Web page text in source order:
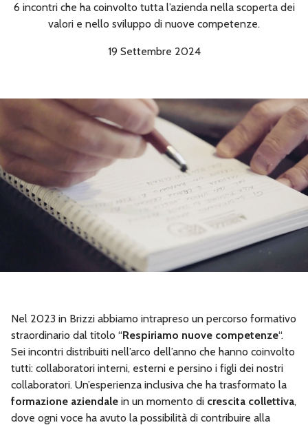
6 incontri che ha coinvolto tutta l’azienda nella scoperta dei
valori e nello sviluppo di nuove competenze.
19 Settembre 2024
Nel 2023 in Brizzi abbiamo intrapreso un percorso formativo
straordinario dal titolo “Respiriamo nuove competenze“.
Sei incontri distribuiti nell’arco dell’anno che hanno coinvolto
tutti: collaboratori interni, esterni e persino i figli dei nostri
collaboratori. Un’esperienza inclusiva che ha trasformato la
formazione aziendale in un momento di crescita collettiva,
dove ogni voce ha avuto la possibilità di contribuire alla